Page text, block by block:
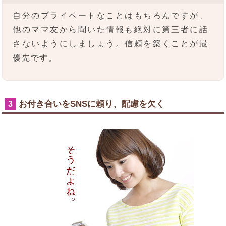
自分のプライベートなことはもちろんですが、
他のママ友から聞いた情報も絶対に第三者に話
さないようにしましょう。信頼を築くことが最
優先です。
3 お付き合いをSNSに頼り、配慮を欠く